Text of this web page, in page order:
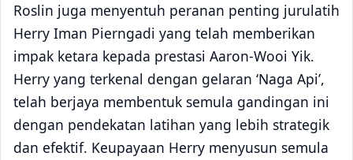
Roslin juga menyentuh peranan penting jurulatih
Herry Iman Pierngadi yang telah memberikan
impak ketara kepada prestasi Aaron-Wooi Yik.
Herry yang terkenal dengan gelaran ‘Naga Api’,
telah berjaya membentuk semula gandingan ini
dengan pendekatan latihan yang lebih strategik
dan efektif. Keupayaan Herry menyusun semula